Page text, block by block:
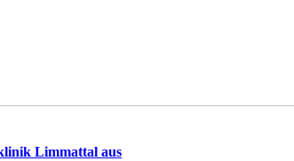
Limmattal aus